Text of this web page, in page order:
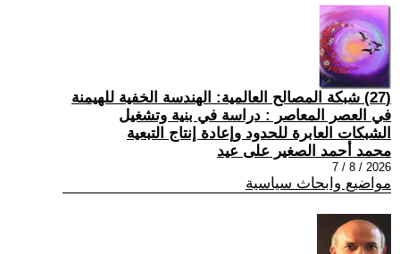
(27) شبكة المصالح العالمية: الهندسة الخفية للهيمنة
في العصر المعاصر : دراسة في بنية وتشغيل
الشبكات العابرة للحدود وإعادة إنتاج التبعية
محمد أحمد الصغير على عيد
2026 / 8 / 7
مواضيع وابحاث سياسية